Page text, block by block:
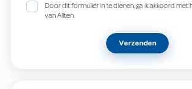
Door dit formulier in te dienen, ga ik akkoord met
van Allten.
Verzenden